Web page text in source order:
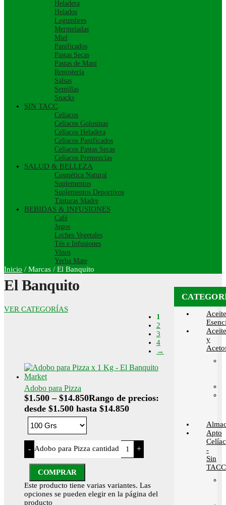
Heladera
Helados
Legumbres
Mermeladas
Miel
Panificados
Pastas Secas
Pastas de Maní
Repostería
Salsas
Semillas
Snacks
SIN TACC
Celíacos
Celíacos Golosinas
Celíacos Heladera
Celíacos Panificados
Celíacos Pastas Secas
Celíacos Premezclas
SALUD & BELLEZA
Cosmética Natural
Suplementos
Suplementos Deportivos
Tinturas Madre
BEBIDAS & INFUSIONES
Café
Jugos
Leches Vegetales
Tés e Infusiones
Vinos
Yerba Mate
Inicio / Marcas / El Banquito
El Banquito
VER CATEGORÍAS
1
2
3
4
→
Adobo para Pizza
$1.500 – $14.850Rango de precios:
desde $1.500 hasta $14.850
- Adobo para Pizza cantidad +
COMPRAR
Este producto tiene varias variantes. Las
opciones se pueden elegir en la página del
producto
y
Apto
-
Sin
TACC